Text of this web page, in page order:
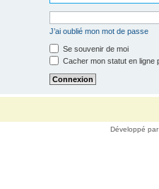
J’ai oublié mon mot de passe
Se souvenir de moi
Cacher mon statut en ligne
Développé